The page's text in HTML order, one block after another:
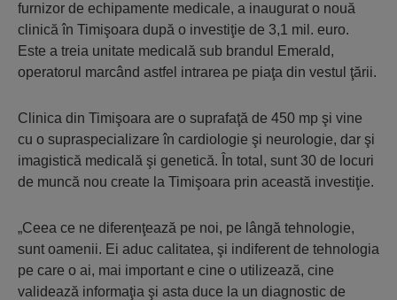
furnizor de echipamente medicale, a inaugurat o nouă
clinică în Timişoara după o investiţie de 3,1 mil. euro.
Este a treia unitate medicală sub brandul Emerald,
operatorul marcând astfel intrarea pe piaţa din vestul ţării.
Clinica din Timişoara are o suprafaţă de 450 mp şi vine
cu o supraspecializare în cardiologie şi neurologie, dar şi
imagistică medicală şi genetică. În total, sunt 30 de locuri
de muncă nou create la Timişoara prin această investiţie.
„Ceea ce ne diferenţează pe noi, pe lângă tehnologie,
sunt oamenii. Ei aduc calitatea, şi indiferent de tehnologia
pe care o ai, mai important e cine o utilizează, cine
validează informaţia şi asta duce la un diagnostic de